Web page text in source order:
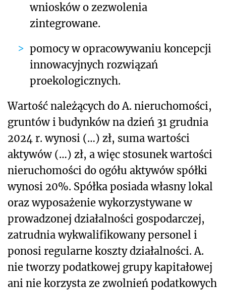
wniosków o zezwolenia
zintegrowane.
pomocy w opracowywaniu koncepcji
innowacyjnych rozwiązań
proekologicznych.
Wartość należących do A. nieruchomości,
gruntów i budynków na dzień 31 grudnia
2024 r. wynosi (…) zł, suma wartości
aktywów (…) zł, a więc stosunek wartości
nieruchomości do ogółu aktywów spółki
wynosi 20%. Spółka posiada własny lokal
oraz wyposażenie wykorzystywane w
prowadzonej działalności gospodarczej,
zatrudnia wykwalifikowany personel i
ponosi regularne koszty działalności. A.
nie tworzy podatkowej grupy kapitałowej
ani nie korzysta ze zwolnień podatkowych